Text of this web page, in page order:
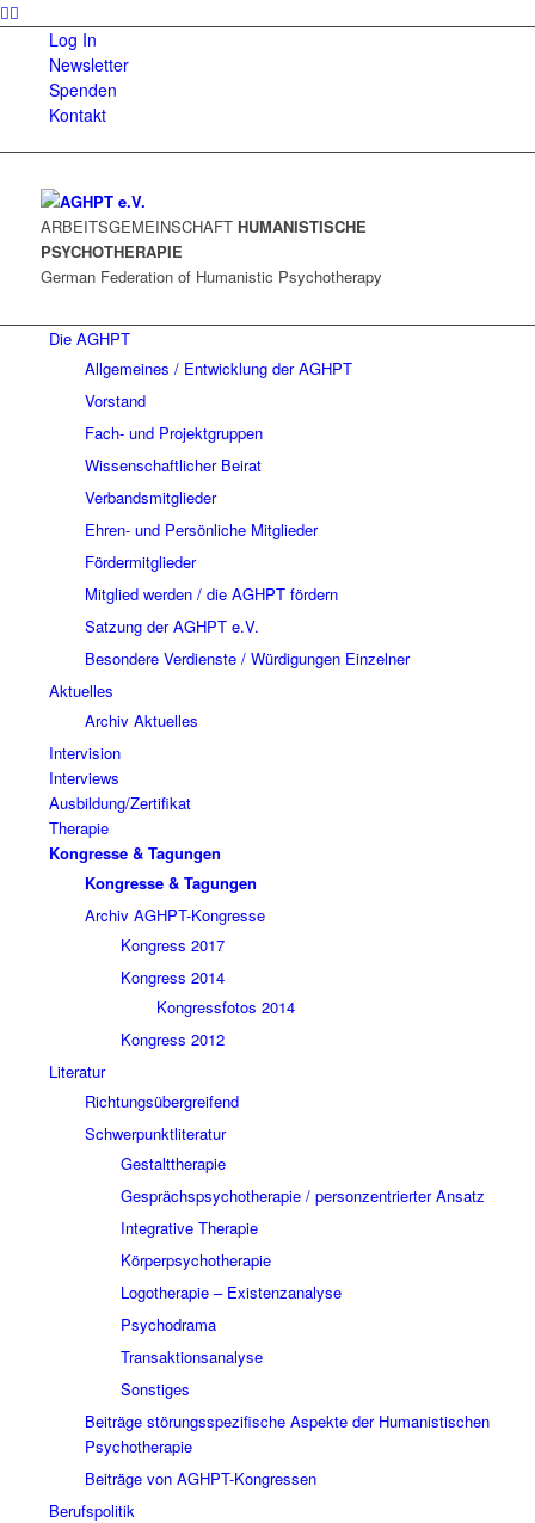
Log In
Newsletter
Spenden
Kontakt
ARBEITSGEMEINSCHAFT HUMANISTISCHE
PSYCHOTHERAPIE
German Federation of Humanistic Psychotherapy
Die AGHPT
Allgemeines / Entwicklung der AGHPT
Vorstand
Fach- und Projektgruppen
Wissenschaftlicher Beirat
Verbandsmitglieder
Ehren- und Persönliche Mitglieder
Fördermitglieder
Mitglied werden / die AGHPT fördern
Satzung der AGHPT e.V.
Besondere Verdienste / Würdigungen Einzelner
Aktuelles
Archiv Aktuelles
Intervision
Interviews
Ausbildung/Zertifikat
Therapie
Kongresse & Tagungen
Kongresse & Tagungen
Archiv AGHPT-Kongresse
Kongress 2017
Kongress 2014
Kongressfotos 2014
Kongress 2012
Literatur
Richtungsübergreifend
Schwerpunktliteratur
Gestalttherapie
Gesprächspsychotherapie / personzentrierter Ansatz
Integrative Therapie
Körperpsychotherapie
Logotherapie – Existenzanalyse
Psychodrama
Transaktionsanalyse
Sonstiges
Beiträge störungsspezifische Aspekte der Humanistischen
Psychotherapie
Beiträge von AGHPT-Kongressen
Berufspolitik